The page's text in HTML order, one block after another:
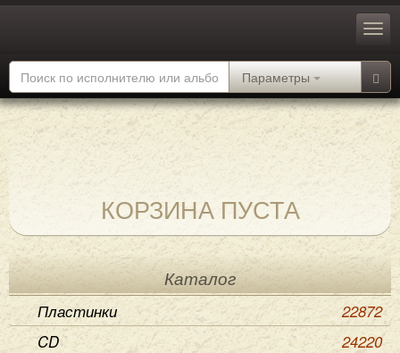
Параметры
КОРЗИНА ПУСТА
Каталог
Пластинки
22872
CD
24220